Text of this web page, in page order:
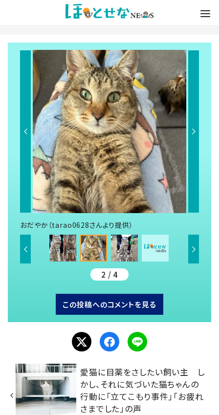
おだやか（tarao0628さんより提供）
2 / 4
この投稿へのコメントを見る
愛猫に目薬をさしたい飼い主 し
かし、それに気づいた猫ちゃんの
行動に「立てこもり事件」「お疲れ
さまでした」の声